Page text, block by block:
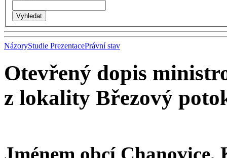
NázoryStudie PrezentacePrávní stav
Otevřený dopis
z lokality Březový